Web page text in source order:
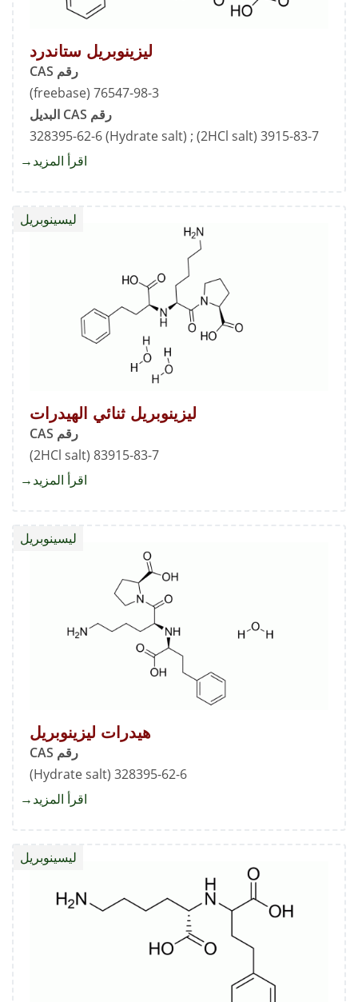
ليزينوبريل ستاندرد
رقم CAS
76547-98-3 (freebase)
رقم CAS البديل
3915-83-7 (2HCl salt) ; 328395-62-6 (Hydrate salt)
اقرأ المزيد
ليزينوبريل ثنائي الهيدرات
رقم CAS
83915-83-7 (2HCl salt)
ليسينوبريل
اقرأ المزيد
هيدرات ليزينوبريل
رقم CAS
328395-62-6 (Hydrate salt)
ليسينوبريل
اقرأ المزيد
ليسينوبريل